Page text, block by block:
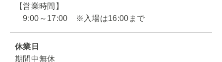
【営業時間】
9:00～17:00 ※入場は16:00まで
休業日
期間中無休